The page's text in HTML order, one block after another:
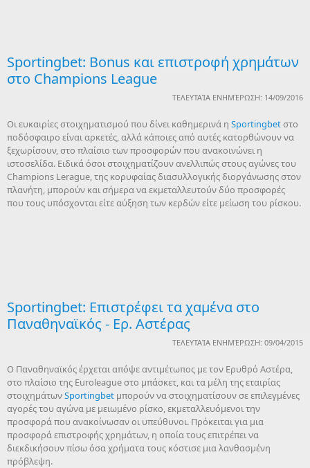
Sportingbet: Bonus και επιστροφή χρημάτων
στο Champions League
ΤΕΛΕΥΤΑΊΑ ΕΝΗΜΈΡΩΣΗ: 14/09/2016
Οι ευκαιρίες στοιχηματισμού που δίνει καθημερινά η Sportingbetστο
ποδόσφαιρο είναι αρκετές, αλλά κάποιες από αυτές κατορθώνουν να
ξεχωρίσουν, στο πλαίσιο των προσφορών που ανακοινώνει η
ιστοσελίδα. Ειδικά όσοι στοιχηματίζουν ανελλιπώς στους αγώνες του
Champions Lerague, της κορυφαίας διασυλλογικής διοργάνωσης στον
πλανήτη, μπορούν και σήμερα να εκμεταλλευτούν δύο προσφορές
που τους υπόσχονται είτε αύξηση των κερδών είτε μείωση του ρίσκου.
Sportingbet: Επιστρέφει τα χαμένα στο
Παναθηναϊκός - Ερ. Αστέρας
ΤΕΛΕΥΤΑΊΑ ΕΝΗΜΈΡΩΣΗ: 09/04/2015
Ο Παναθηναϊκός έρχεται απόψε αντιμέτωπος με τον Ερυθρό Αστέρα,
στο πλαίσιο της Euroleague στο μπάσκετ, και τα μέλη της εταιρίας
στοιχημάτωνSportingbet μπορούν να στοιχηματίσουν σε επιλεγμένες
αγορές του αγώνα με μειωμένο ρίσκο, εκμεταλλευόμενοι την
προσφορά που ανακοίνωσαν οι υπεύθυνοι. Πρόκειται για μια
προσφορά επιστροφής χρημάτων, η οποία τους επιτρέπει να
διεκδικήσουν πίσω όσα χρήματα τους κόστισε μια λανθασμένη
πρόβλεψη.